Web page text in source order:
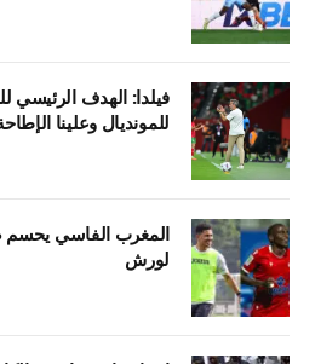
فيلدا: الهدف الرئيسي
للمونديال وعلينا
المغرب الفاسي يحسم
لورش